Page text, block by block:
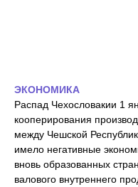
ЭКОНОМИКА
Распад Чехословакии 1
кооперирования
между Чешской
имело негативные
вновь образованных
валового внутреннего